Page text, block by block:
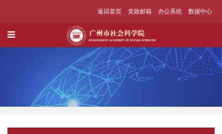
返回首页 党政邮箱 办公系统 数据中心